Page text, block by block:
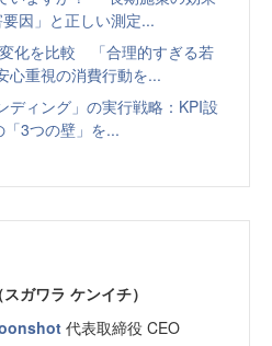
因」と正しい測定...
化を比較 「合理的すぎる若
心重視の消費行動を...
ディング」の実行戦略：KPI設
3つの壁」を...
ガワラ ケンイチ）
代表取締役 CEO